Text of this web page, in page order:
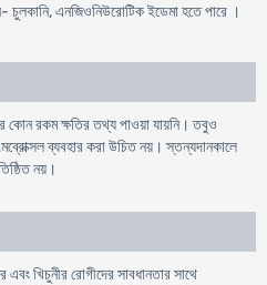
চুলকানি, এনজিওনিউরোটিক ইডেমা হতে পারে ।
কোন রকম ক্ষতির তথ্য পাওয়া যায়নি। তবুও
ব্যবহার করা উচিত নয়। স্তন্যদানকালে
নয়।
খিচুনীর রোগীদের সাবধানতার সাথে